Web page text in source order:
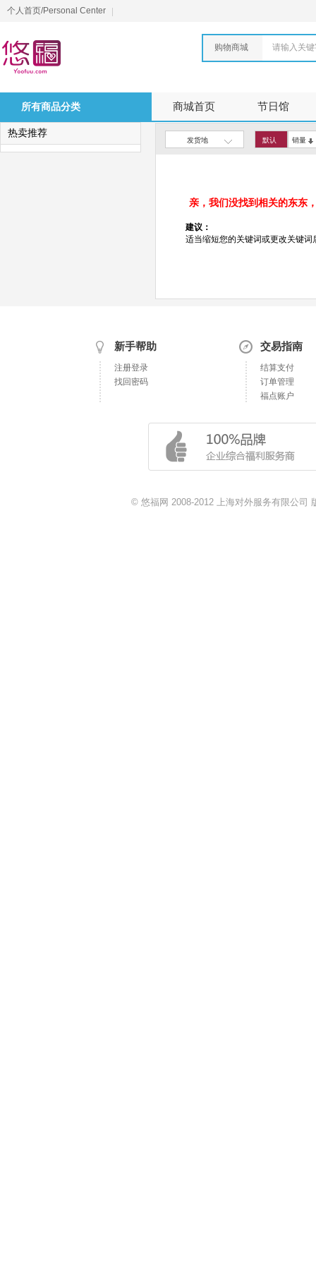
个人首页/Personal Center
购物商城 请输入关
所有商品分类 商城首页 节日馆
热卖推荐
发货地 默认 销量
亲，我们没找到相关的东东
建议：
适当缩短您的关键词或更改关键词
新手帮助
注册登录
找回密码
交易指南
结算支付
订单管理
福点账户
© 悠福网 2008-2012 上海对外服务有限公司